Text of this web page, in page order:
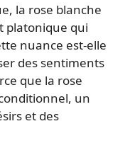
la rose blanche
platonique qui
nuance est-elle
des sentiments
que la rose
un
et des